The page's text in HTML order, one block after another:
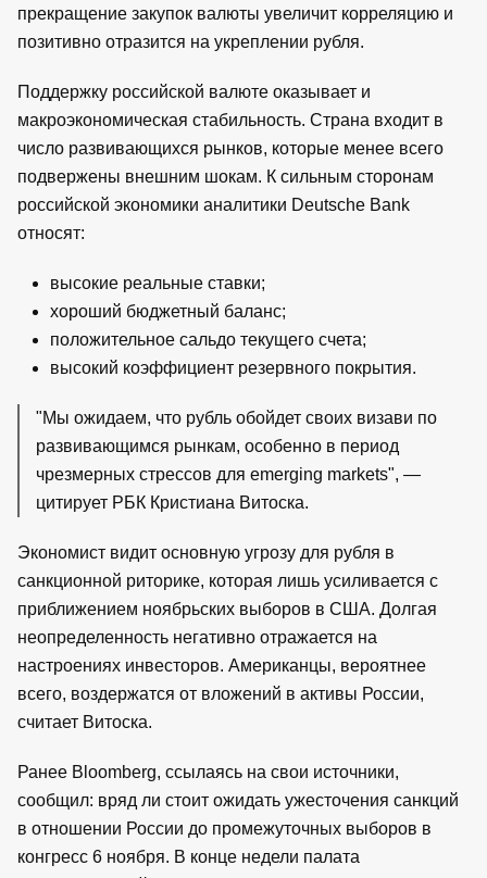
прекращение закупок валюты увеличит корреляцию и
позитивно отразится на укреплении рубля.
Поддержку российской валюте оказывает и
макроэкономическая стабильность. Страна входит в
число развивающихся рынков, которые менее всего
подвержены внешним шокам. К сильным сторонам
российской экономики аналитики Deutsche Bank
относят:
высокие реальные ставки;
хороший бюджетный баланс;
положительное сальдо текущего счета;
высокий коэффициент резервного покрытия.
"Мы ожидаем, что рубль обойдет своих визави по
развивающимся рынкам, особенно в период
чрезмерных стрессов для emerging markets", —
цитирует РБК Кристиана Витоска.
Экономист видит основную угрозу для рубля в
санкционной риторике, которая лишь усиливается с
приближением ноябрьских выборов в США. Долгая
неопределенность негативно отражается на
настроениях инвесторов. Американцы, вероятнее
всего, воздержатся от вложений в активы России,
считает Витоска.
Ранее Bloomberg, ссылаясь на свои источники,
сообщил: вряд ли стоит ожидать ужесточения санкций
в отношении России до промежуточных выборов в
конгресс 6 ноября. В конце недели палата